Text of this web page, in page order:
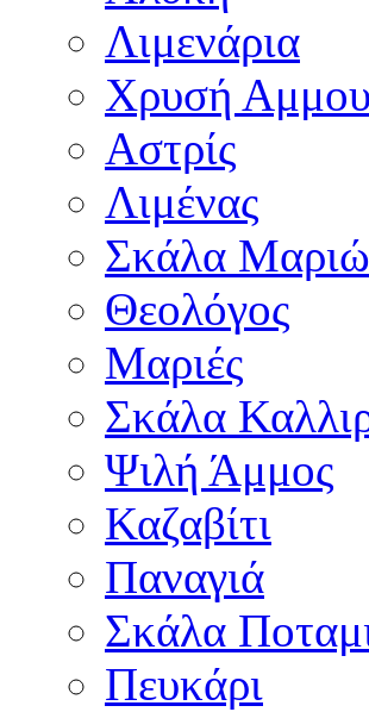
Λιμενάρια
Χρυσή
Αστρίς
Λιμένας
Σκάλα
Θεολόγος
Μαριές
Σκάλα
Ψιλή Άμμος
Καζαβίτι
Παναγιά
Σκάλα
Πευκάρι